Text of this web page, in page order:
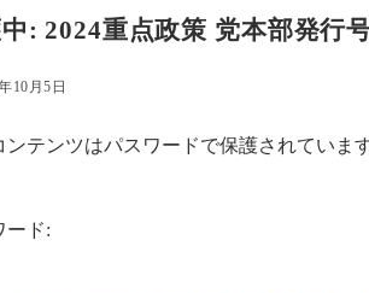
: 2024重点政策 党本部発行
10月5日
ンテンツはパスワードで保護されていま
ード: